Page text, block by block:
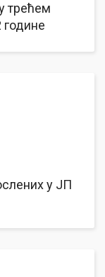
трећем
у ЈП